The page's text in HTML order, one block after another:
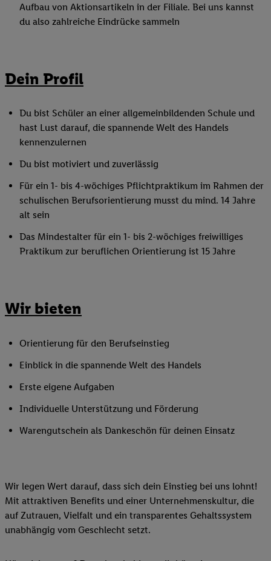
Aufbau von Aktionsartikeln in der Filiale. Bei uns kannst
du also zahlreiche Eindrücke sammeln
Dein Profil
Du bist Schüler an einer allgemeinbildenden Schule und
hast Lust darauf, die spannende Welt des Handels
kennenzulernen
Du bist motiviert und zuverlässig
Für ein 1- bis 4-wöchiges Pflichtpraktikum im Rahmen der
schulischen Berufsorientierung musst du mind. 14 Jahre
alt sein
Das Mindestalter für ein 1- bis 2-wöchiges freiwilliges
Praktikum zur beruflichen Orientierung ist 15 Jahre
Wir bieten
Orientierung für den Berufseinstieg
Einblick in die spannende Welt des Handels
Erste eigene Aufgaben
Individuelle Unterstützung und Förderung
Warengutschein als Dankeschön für deinen Einsatz
Wir legen Wert darauf, dass sich dein Einstieg bei uns lohnt!
Mit attraktiven Benefits und einer Unternehmenskultur, die
auf Zutrauen, Vielfalt und ein transparentes Gehaltssystem
unabhängig vom Geschlecht setzt.